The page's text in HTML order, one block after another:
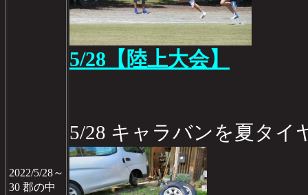
2022/5/28～
30 郡の中
5/28【陸上大会】
5/28 キャラバンを夏タイ